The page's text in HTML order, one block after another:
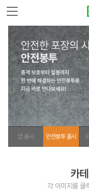
앱 출시 안전봉투 출시
각 이미지를 클